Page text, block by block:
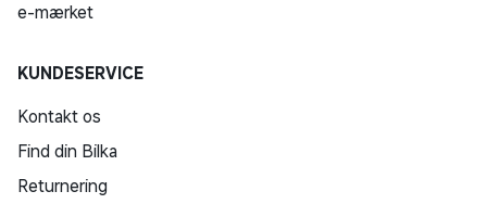
e-mærket
KUNDESERVICE
Kontakt os
Find din Bilka
Returnering